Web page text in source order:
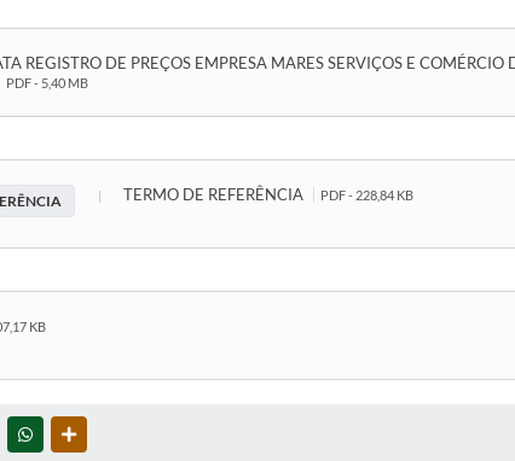
REGISTRO DE PREÇOS EMPRESA MARES SERVIÇOS E
PDF - 5,40 MB
TERMO DE REFERÊNCIA PDF - 228,84 KB
KB
TWITTERWHATSAPP